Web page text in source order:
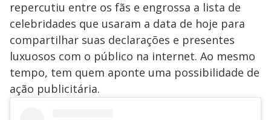
repercutiu entre os fãs e engrossa a lista de
celebridades que usaram a data de hoje para
compartilhar suas declarações e presentes
luxuosos com o público na internet. Ao mesmo
tempo, tem quem aponte uma possibilidade de
ação publicitária.